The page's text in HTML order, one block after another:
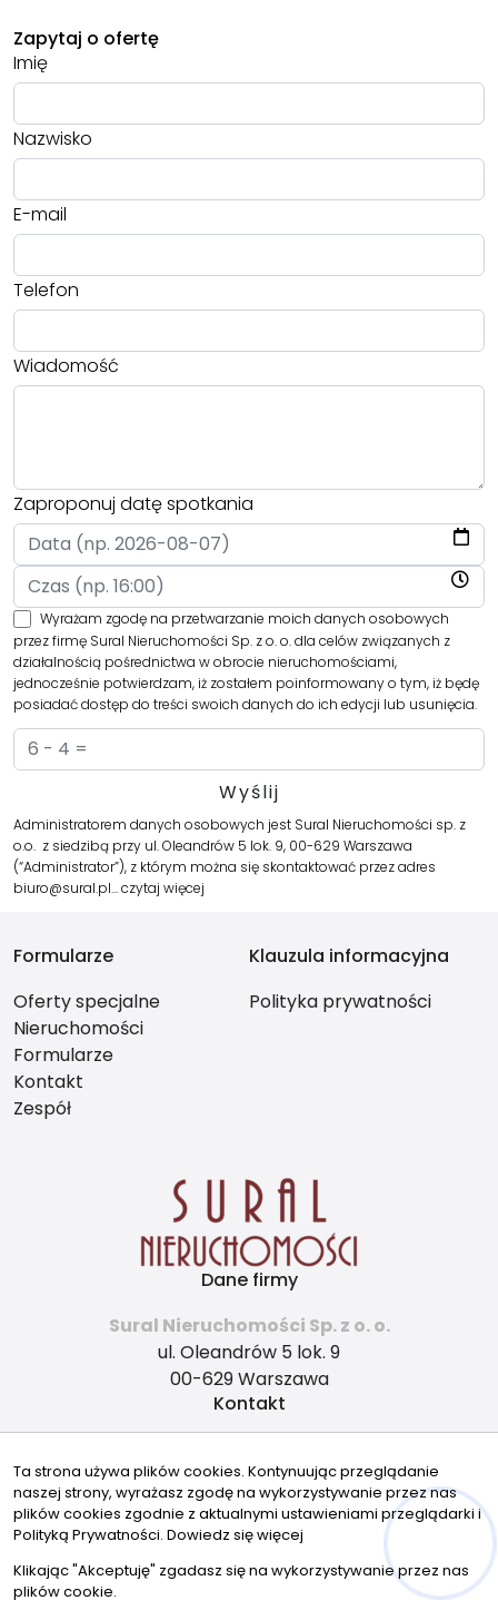
Zapytaj o ofertę
Imię
Nazwisko
E-mail
Telefon
Wiadomość
Zaproponuj datę spotkania
Wyrażam zgodę na przetwarzanie moich danych osobowych
przez firmę Sural Nieruchomości Sp. z o. o. dla celów związanych z
działalnością pośrednictwa w obrocie nieruchomościami,
jednocześnie potwierdzam, iż zostałem poinformowany o tym, iż będę
posiadać dostęp do treści swoich danych do ich edycji lub usunięcia.
Administratorem danych osobowych jest Sural Nieruchomości sp. z
o.o. z siedzibą przy ul. Oleandrów 5 lok. 9, 00-629 Warszawa
(“Administrator”), z którym można się skontaktować przez adres
biuro@sural.pl…czytaj więcej
Formularze
Oferty specjalne
Nieruchomości
Formularze
Kontakt
Zespół
Klauzula informacyjna
Polityka prywatności
Dane firmy
Sural Nieruchomości Sp. z o. o.
ul. Oleandrów 5 lok. 9
00-629 Warszawa
Kontakt
+48 536223377
Znajdziesz nas tu
Ta strona używa plików cookies. Kontynuując przeglądanie
naszej strony, wyrażasz zgodę na wykorzystywanie przez nas
plików cookies zgodnie z aktualnymi ustawieniami przeglądarki i
Polityką Prywatności. Dowiedz się więcej
Klikając "Akceptuję" zgadasz się na wykorzystywanie przez nas
plików cookie.